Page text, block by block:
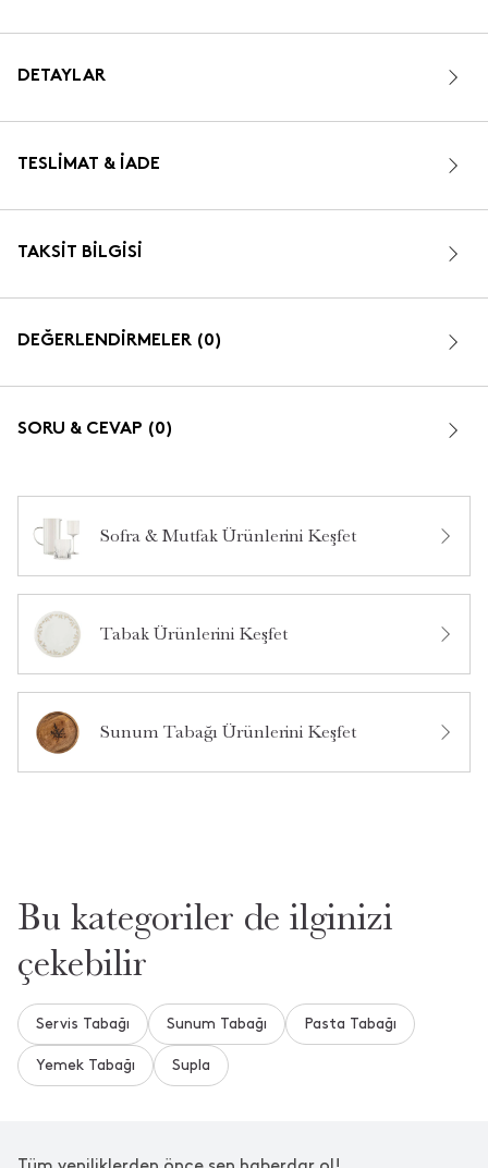
DETAYLAR
TESLIMAT & İADE
TAKSIT BILGISI
DEĞERLENDİRMELER (0)
SORU & CEVAP (0)
Bu ürün hakkında daha önce hiç soru sorulmamış.
Ürün Hakkında Soru Sor
Sofra & Mutfak Ürünlerini Keşfet
Tabak Ürünlerini Keşfet
Sunum Tabağı Ürünlerini Keşfet
Bu kategoriler de ilginizi
çekebilir
Servis Tabağı Sunum Tabağı Pasta Tabağı
Yemek Tabağı Supla